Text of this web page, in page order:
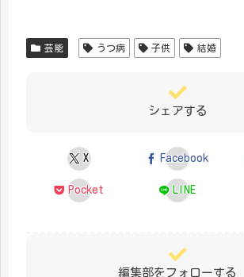
芸能 うつ病 子供 結婚
シェアする
X Facebook
Pocket LINE
編集部をフォローする